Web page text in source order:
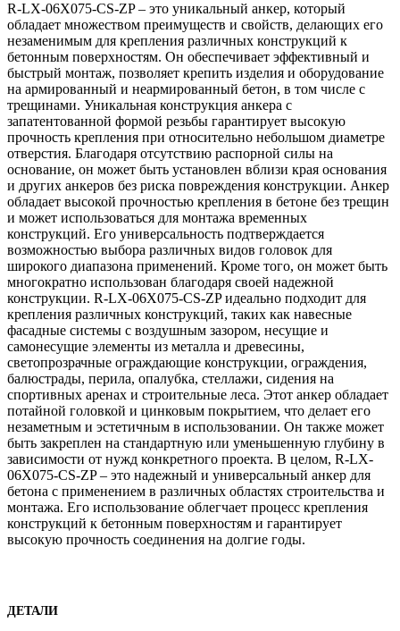
R-LX-06X075-CS-ZP – это уникальный анкер, который
обладает множеством преимуществ и свойств, делающих его
незаменимым для крепления различных конструкций к
бетонным поверхностям. Он обеспечивает эффективный и
быстрый монтаж, позволяет крепить изделия и оборудование
на армированный и неармированный бетон, в том числе с
трещинами. Уникальная конструкция анкера с
запатентованной формой резьбы гарантирует высокую
прочность крепления при относительно небольшом диаметре
отверстия. Благодаря отсутствию распорной силы на
основание, он может быть установлен вблизи края основания
и других анкеров без риска повреждения конструкции. Анкер
обладает высокой прочностью крепления в бетоне без трещин
и может использоваться для монтажа временных
конструкций. Его универсальность подтверждается
возможностью выбора различных видов головок для
широкого диапазона применений. Кроме того, он может быть
многократно использован благодаря своей надежной
конструкции. R-LX-06X075-CS-ZP идеально подходит для
крепления различных конструкций, таких как навесные
фасадные системы с воздушным зазором, несущие и
самонесущие элементы из металла и древесины,
светопрозрачные ограждающие конструкции, ограждения,
балюстрады, перила, опалубка, стеллажи, сидения на
спортивных аренах и строительные леса. Этот анкер обладает
потайной головкой и цинковым покрытием, что делает его
незаметным и эстетичным в использовании. Он также может
быть закреплен на стандартную или уменьшенную глубину в
зависимости от нужд конкретного проекта. В целом, R-LX-
06X075-CS-ZP – это надежный и универсальный анкер для
бетона с применением в различных областях строительства и
монтажа. Его использование облегчает процесс крепления
конструкций к бетонным поверхностям и гарантирует
высокую прочность соединения на долгие годы.
ДЕТАЛИ